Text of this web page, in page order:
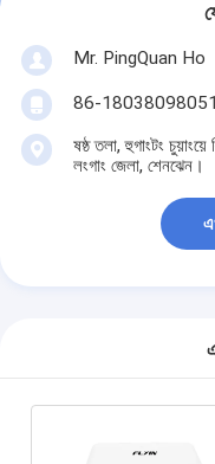
Mr. PingQuan Ho
86-18038098051
ষষ্ঠ তলা, হুগাংটং
লংগাং জেলা, শেনঝেন।